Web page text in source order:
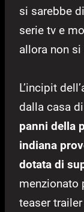
si sarebbe
serie tv e
allora non
L’incipit
dalla casa
panni della
indiana
dotata di
menzionato
teaser